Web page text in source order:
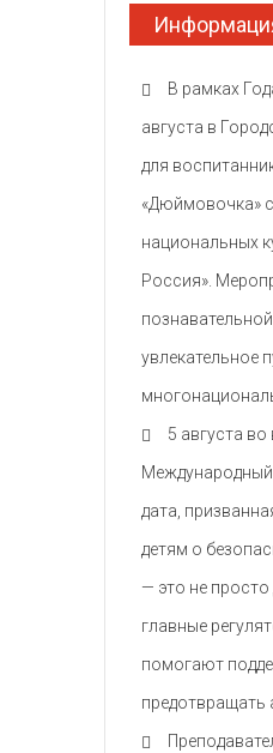
В рамках
августа в
для
«Дюймовочка»
национальных
Россия».
увлекательное
5 августа
дата,
детям о
— это не
главные
помогают
предотвращать